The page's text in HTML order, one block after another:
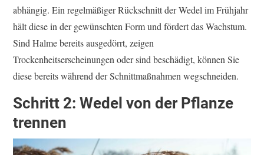
abhängig. Ein regelmäßiger Rückschnitt der Wedel im Frühjahr
hält diese in der gewünschten Form und fördert das Wachstum.
Sind Halme bereits ausgedörrt, zeigen
Trockenheitserscheinungen oder sind beschädigt, können Sie
diese bereits während der Schnittmaßnahmen wegschneiden.
Schritt 2: Wedel von der Pflanze
trennen